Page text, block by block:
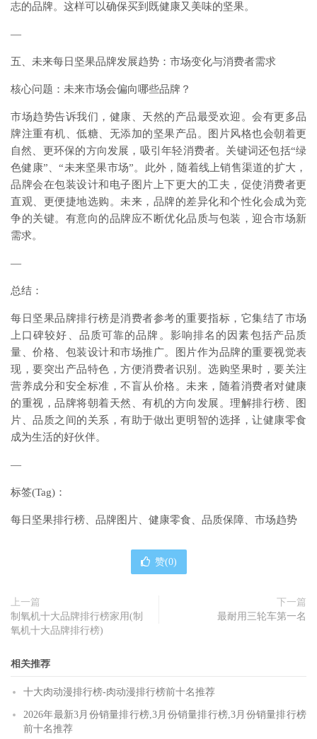
志的品牌。这样可以确保买到既健康又美味的坚果。
—
五、未来每日坚果品牌发展趋势：市场变化与消费者需求
核心问题：未来市场会偏向哪些品牌？
市场趋势告诉我们，健康、天然的产品最受欢迎。会有更多品
牌注重有机、低糖、无添加的坚果产品。图片风格也会朝着更
自然、更环保的方向发展，吸引年轻消费者。关键词还包括“绿
色健康”、“未来坚果市场”。此外，随着线上销售渠道的扩大，
品牌会在包装设计和电子图片上下更大的工夫，促使消费者更
直观、更便捷地选购。未来，品牌的差异化和个性化会成为竞
争的关键。有意向的品牌应不断优化品质与包装，迎合市场新
需求。
—
总结：
每日坚果品牌排行榜是消费者参考的重要指标，它集结了市场
上口碑较好、品质可靠的品牌。影响排名的因素包括产品质
量、价格、包装设计和市场推广。图片作为品牌的重要视觉表
现，要突出产品特色，方便消费者识别。选购坚果时，要关注
营养成分和安全标准，不盲从价格。未来，随着消费者对健康
的重视，品牌将朝着天然、有机的方向发展。理解排行榜、图
片、品质之间的关系，有助于做出更明智的选择，让健康零食
成为生活的好伙伴。
—
标签(Tag)：
每日坚果排行榜、品牌图片、健康零食、品质保障、市场趋势
赞(0)
上一篇
制氧机十大品牌排行榜家用(制
氧机十大品牌排行榜)
下一篇
最耐用三轮车第一名
相关推荐
十大肉动漫排行榜-肉动漫排行榜前十名推荐
2026年最新3月份销量排行榜,3月份销量排行榜,3月份销量排行榜
前十名推荐